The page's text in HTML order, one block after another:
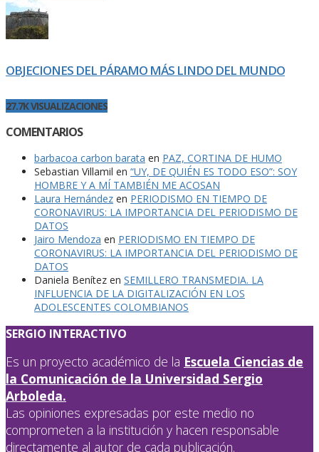
OBJECIONES DEL PÁRAMO MÁS LINDO DEL MUNDO
27.7K VISUALIZACIONES
COMENTARIOS
barbacoa carbon barata en PAZ, CORTINA DE HUMO
Sebastian Villamil en “UY, DE QUIÉN ES TODO ESO”: SOY
HOMBRE Y A MÍ TAMBIÉN ME ACOSAN
Laura Hernández en PERIODISMO EN TIEMPO DE
CORONAVIRUS: LA IMPORTANCIA DEL PERIODISMO DE
DATOS
Jairo Mendoza en PERIODISMO EN TIEMPO DE
CORONAVIRUS: LA IMPORTANCIA DEL PERIODISMO DE
DATOS
Daniela Benítez en SEMILLERO TRANSMEDIA. LA
INFLUENCIA DE LA DIGITALIZACIÓN EN LOS
ADOLESCENTES COLOMBIANOS
SERGIO INTERACTIVO
Es un proyecto académico de la Escuela Ciencias de
la Comunicación de la Universidad Sergio
Arboleda.
Las opiniones expresadas por este medio no
comprometen a la institución y hacen responsable
directamente al autor de cada publicación.